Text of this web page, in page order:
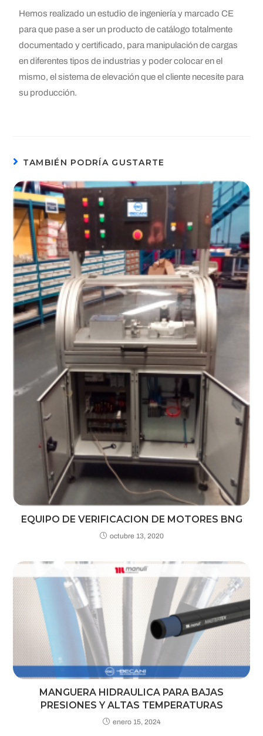
Hemos realizado un estudio de ingeniería y marcado CE
para que pase a ser un producto de catálogo totalmente
documentado y certificado, para manipulación de cargas
en diferentes tipos de industrias y poder colocar en el
mismo, el sistema de elevación que el cliente necesite para
su producción.
TAMBIÉN PODRÍA GUSTARTE
EQUIPO DE VERIFICACION DE MOTORES BNG
octubre 13, 2020
MANGUERA HIDRAULICA PARA BAJAS
PRESIONES Y ALTAS TEMPERATURAS
enero 15, 2024